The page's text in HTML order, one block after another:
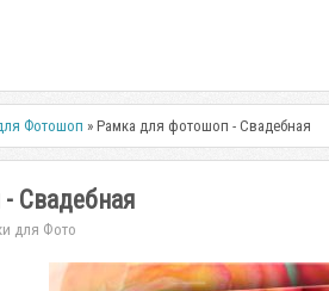
Фотошоп » Рамка для фотошоп - Свадебная
Свадебная
для Фото